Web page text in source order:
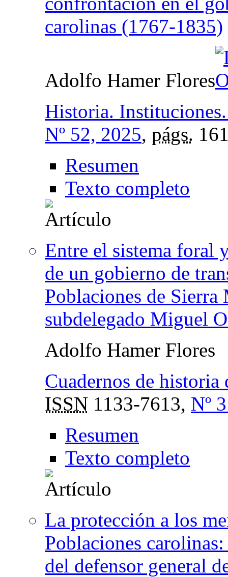
carolinas (1767-1835)
Adolfo Hamer Flores
Historia.
Nº 52, 2025, págs.
Resumen
Texto completo
Entre el sistema foral
de un gobierno de
Poblaciones de
subdelegado Miguel
Adolfo Hamer Flores
Cuadernos de historia
ISSN 1133-7613, Nº
Resumen
Texto completo
La protección a los
Poblaciones
del defensor general